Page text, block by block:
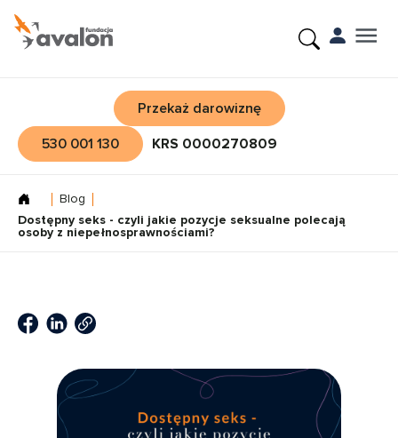
Przekaż darowiznę
530 001 130
KRS 0000270809
Blog
Dostępny seks - czyli jakie pozycje seksualne polecają
osoby z niepełnosprawnościami?